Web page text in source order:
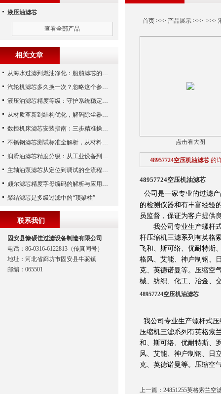
首页>>> 产品展示>>> >>>
点击看大图
48957724空压机油滤芯 的
48957724空压机油滤芯
公司是一家专业的过滤
的检测仪器和有丰富经验
员监督，保证为客户提供
我公司专业生产螺杆式
杆压缩机三滤系列有英格
飞和、斯可络、优耐特斯
格风、艾能、神户制钢、
克、英德诺曼等。压缩空
械、纺织、化工、冶金、
48957724空压机油滤芯
我公司专业生产螺杆式
压缩机三滤系列有英格索
和、斯可络、优耐特斯、
风、艾能、神户制钢、日
克、英德诺曼等。压缩空
上一篇： 24851255英格索兰空
液压油滤芯
查看全部产品
相关文章
从海水过滤到燃油净化：船舶滤芯的多场景应用解析
汽轮机滤芯多久换一次？忽略这个参数，机组非停损失可能上百万！
液压油滤芯精度等级：守护系统稳定与寿命的“微米标尺”
从材质革新到结构优化，解码除尘器滤芯性能跃升的核心逻辑
数控机床滤芯安装指南：三步精准操作，杜绝设备“亚健康”
不锈钢滤芯测试标准全解析，从材料性能到应用场景的严苛验证
润滑油滤芯精度分级：从工业设备到精密系统的过滤密码
主轴油泵滤芯从定位到调试的全流程解析
颇尔滤芯精度字母编码的解析与应用指南
聚结滤芯是多级过滤中的“顶梁柱”
联系我们
固安县慷硕佳过滤设备制造有限公司
电话：86-0316-6122813（传真同号）
地址：河北省廊坊市固安县牛驼镇
邮编：065501